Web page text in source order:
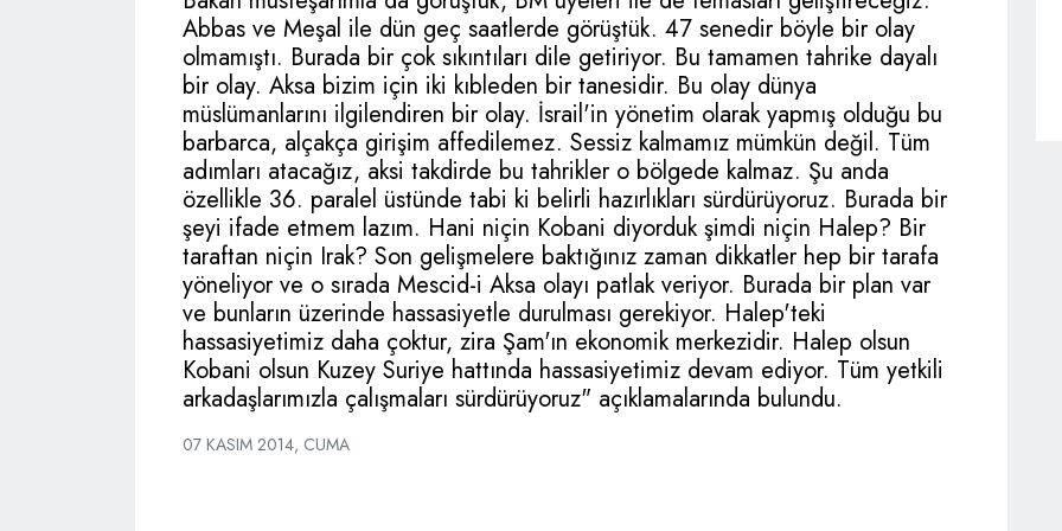
Abbas ve Meşal ile dün geç saatlerde görüştük. 47 senedir böyle bir olay
olmamıştı. Burada bir çok sıkıntıları dile getiriyor. Bu tamamen tahrike dayalı
bir olay. Aksa bizim için iki kıbleden bir tanesidir. Bu olay dünya
müslümanlarını ilgilendiren bir olay. İsrail'in yönetim olarak yapmış olduğu bu
barbarca, alçakça girişim affedilemez. Sessiz kalmamız mümkün değil. Tüm
adımları atacağız, aksi takdirde bu tahrikler o bölgede kalmaz. Şu anda
özellikle 36. paralel üstünde tabi ki belirli hazırlıkları sürdürüyoruz. Burada bir
şeyi ifade etmem lazım. Hani niçin Kobani diyorduk şimdi niçin Halep? Bir
taraftan niçin Irak? Son gelişmelere baktığınız zaman dikkatler hep bir tarafa
yöneliyor ve o sırada Mescid-i Aksa olayı patlak veriyor. Burada bir plan var
ve bunların üzerinde hassasiyetle durulması gerekiyor. Halep'teki
hassasiyetimiz daha çoktur, zira Şam'ın ekonomik merkezidir. Halep olsun
Kobani olsun Kuzey Suriye hattında hassasiyetimiz devam ediyor. Tüm yetkili
arkadaşlarımızla çalışmaları sürdürüyoruz" açıklamalarında bulundu.
07 KASIM 2014, CUMA